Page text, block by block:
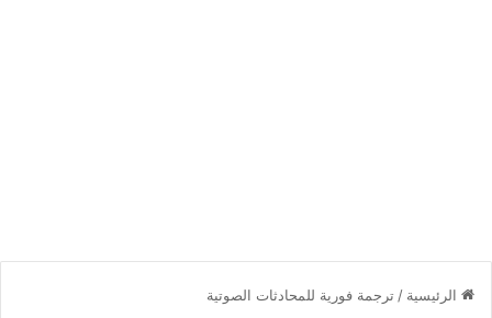
الرئيسية / ترجمة فورية للمحادثات الصوتية